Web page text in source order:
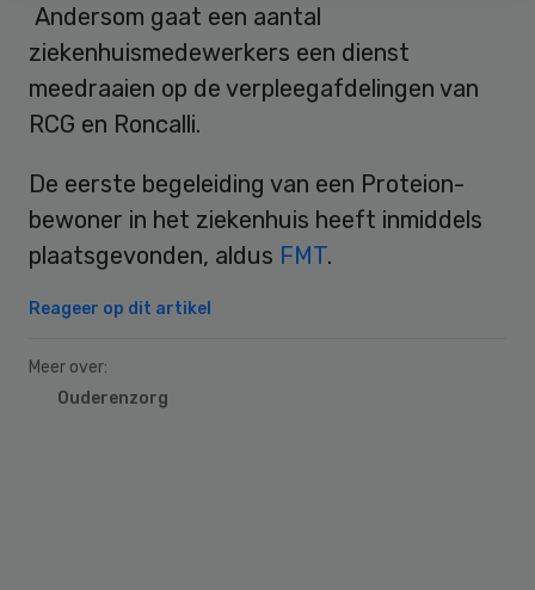
Andersom gaat een aantal
ziekenhuismedewerkers een dienst
meedraaien op de verpleegafdelingen van
RCG en Roncalli.
De eerste begeleiding van een Proteion-
bewoner in het ziekenhuis heeft inmiddels
plaatsgevonden, aldus FMT.
Reageer op dit artikel
Meer over:
Ouderenzorg